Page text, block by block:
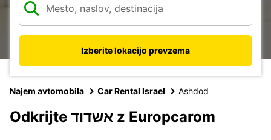
Izberite lokacijo prevzema
Najem avtomobila Car Rental Israel Ashdod
Odkrijte אשדוד z Europcarom